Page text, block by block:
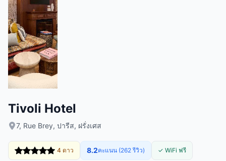
Tivoli Hotel
7, Rue Brey, ปารีส, ฝรั่งเศส
4 ดาว 8.2คะแนน (262 รีวิว) ✓ WiFi ฟรี